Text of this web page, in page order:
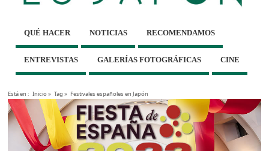
QUÉ HACER NOTICIAS RECOMENDAMOS
ENTREVISTAS GALERÍAS FOTOGRÁFICAS CINE
Está en : Inicio» Tag » Festivales españoles en Japón